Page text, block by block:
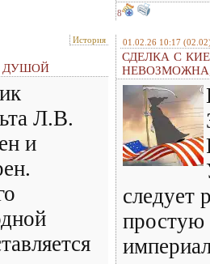
8
История
ДУШОЙ
Л.В.
и
01.02.26 10:17
СДЕЛКА С
следует
простую